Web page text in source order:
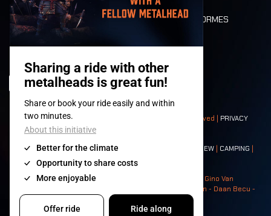
DEATH RIDE
VALEURS ET NORMES
HISTOIRE
© 2008-2026- Apache Productions VZW – All rights reserved | PRIVACY
POLICY|CONDITIONS GÉNÉRALES
Contact:GENERAL| PARTNERSHIPS CREW | CAMPING |
NEIGHBOURS
Photos: Ann Kermans - Hans Van Hoof - Eliaz Bruggeman - Gino Van
Lancker - Tim Tronckoe - Elsie Roymans - Stijn Verbruggen - Daan Becu -
Claus Christa - Devid Camerlynck